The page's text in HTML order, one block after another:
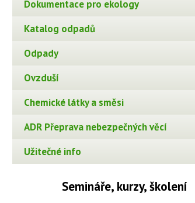
Dokumentace pro ekology
Katalog odpadů
Odpady
Ovzduší
Chemické látky a směsi
ADR Přeprava nebezpečných věcí
Užitečné info
Semináře, kurzy, školení